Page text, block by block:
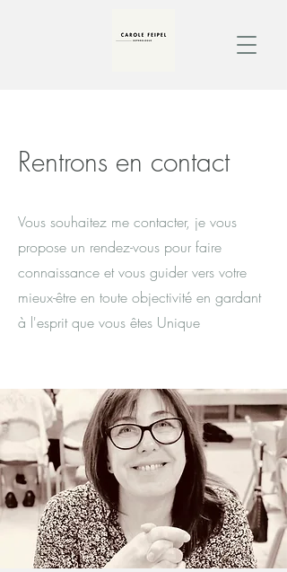
Rentrons en contact
Vous souhaitez me contacter, je vous
propose un rendez-vous pour faire
connaissance et vous guider vers votre
mieux-être en toute objectivité en gardant
à l'esprit que vous êtes Unique